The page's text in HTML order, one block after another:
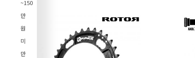
~150
만
원
미
만